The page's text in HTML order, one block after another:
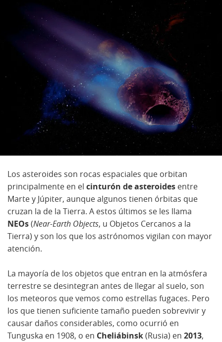
Los asteroides son rocas espaciales que orbitan
principalmente en el cinturón de asteroides entre
Marte y Júpiter, aunque algunos tienen órbitas que
cruzan la de la Tierra. A estos últimos se les llama
NEOs(Near-Earth Objects, u Objetos Cercanos a la
Tierra) y son los que los astrónomos vigilan con mayor
atención.
La mayoría de los objetos que entran en la atmósfera
terrestre se desintegran antes de llegar al suelo, son
los meteoros que vemos como estrellas fugaces. Pero
los que tienen suficiente tamaño pueden sobrevivir y
causar daños considerables, como ocurrió en
Tunguska en 1908, o en Cheliábinsk(Rusia) en 2013,